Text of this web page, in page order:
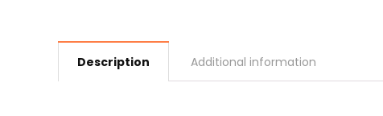
Description Additional information